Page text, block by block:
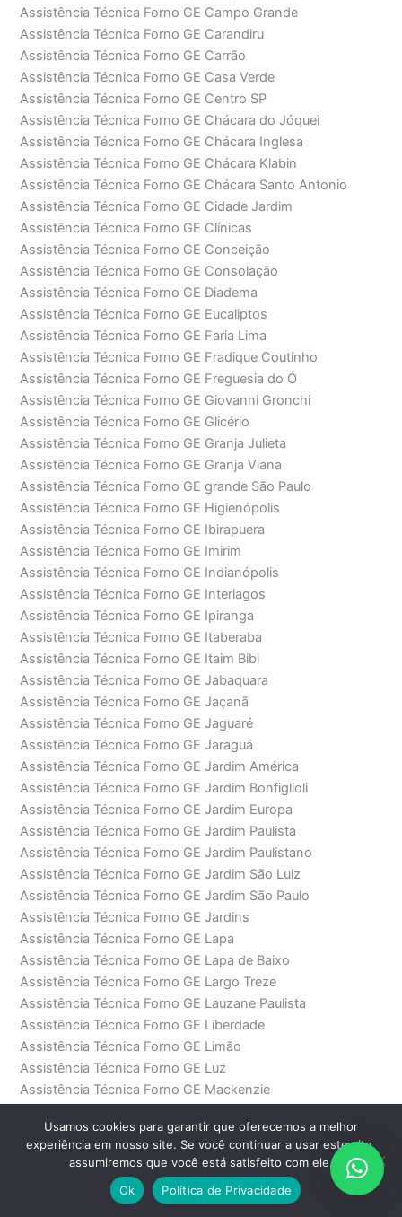
Assistência Técnica Forno GE Campo Grande
Assistência Técnica Forno GE Carandiru
Assistência Técnica Forno GE Carrão
Assistência Técnica Forno GE Casa Verde
Assistência Técnica Forno GE Centro SP
Assistência Técnica Forno GE Chácara do Jóquei
Assistência Técnica Forno GE Chácara Inglesa
Assistência Técnica Forno GE Chácara Klabin
Assistência Técnica Forno GE Chácara Santo Antonio
Assistência Técnica Forno GE Cidade Jardim
Assistência Técnica Forno GE Clínicas
Assistência Técnica Forno GE Conceição
Assistência Técnica Forno GE Consolação
Assistência Técnica Forno GE Diadema
Assistência Técnica Forno GE Eucaliptos
Assistência Técnica Forno GE Faria Lima
Assistência Técnica Forno GE Fradique Coutinho
Assistência Técnica Forno GE Freguesia do Ó
Assistência Técnica Forno GE Giovanni Gronchi
Assistência Técnica Forno GE Glicério
Assistência Técnica Forno GE Granja Julieta
Assistência Técnica Forno GE Granja Viana
Assistência Técnica Forno GE grande São Paulo
Assistência Técnica Forno GE Higienópolis
Assistência Técnica Forno GE Ibirapuera
Assistência Técnica Forno GE Imirim
Assistência Técnica Forno GE Indianópolis
Assistência Técnica Forno GE Interlagos
Assistência Técnica Forno GE Ipiranga
Assistência Técnica Forno GE Itaberaba
Assistência Técnica Forno GE Itaim Bibi
Assistência Técnica Forno GE Jabaquara
Assistência Técnica Forno GE Jaçanã
Assistência Técnica Forno GE Jaguaré
Assistência Técnica Forno GE Jaraguá
Assistência Técnica Forno GE Jardim América
Assistência Técnica Forno GE Jardim Bonfiglioli
Assistência Técnica Forno GE Jardim Europa
Assistência Técnica Forno GE Jardim Paulista
Assistência Técnica Forno GE Jardim Paulistano
Assistência Técnica Forno GE Jardim São Luiz
Assistência Técnica Forno GE Jardim São Paulo
Assistência Técnica Forno GE Jardins
Assistência Técnica Forno GE Lapa
Assistência Técnica Forno GE Lapa de Baixo
Assistência Técnica Forno GE Largo Treze
Assistência Técnica Forno GE Lauzane Paulista
Assistência Técnica Forno GE Liberdade
Assistência Técnica Forno GE Limão
Assistência Técnica Forno GE Luz
Assistência Técnica Forno GE Mackenzie
Assistência Técnica Forno GE Marechal Deodoro
Assistência Técnica Forno GE Mauá
Assistência Técnica Forno GE Moema
Assistência Técnica Forno GE Moóca
Usamos cookies para garantir que oferecemos a melhor
experiência em nosso site. Se você continuar a usar este site,
assumiremos que você está satisfeito com ele.
Ok
Política de Privacidade